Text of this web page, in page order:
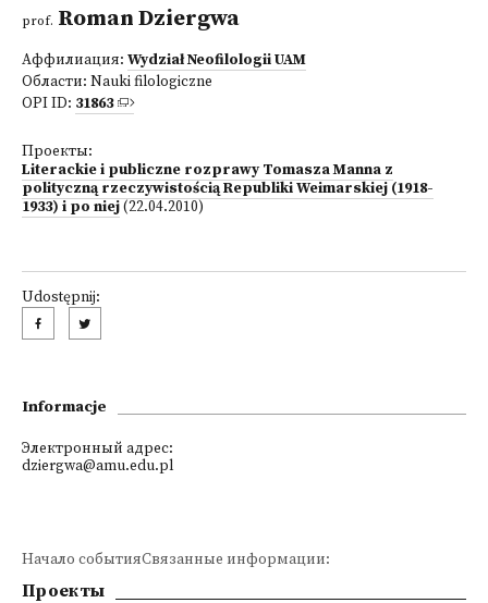
prof. Roman Dziergwa
Аффилиация: Wydział Neofilologii UAM
Области: Nauki filologiczne
OPI ID: 31863
Проекты:
Literackie i publiczne rozprawy Tomasza Manna z
polityczną rzeczywistością Republiki Weimarskiej (1918-
1933) i po niej(22.04.2010)
Udostępnij:
Informacje
Электронный адрес:
dziergwa@amu.edu.pl
Начало событияСвязанные информации:
Проекты